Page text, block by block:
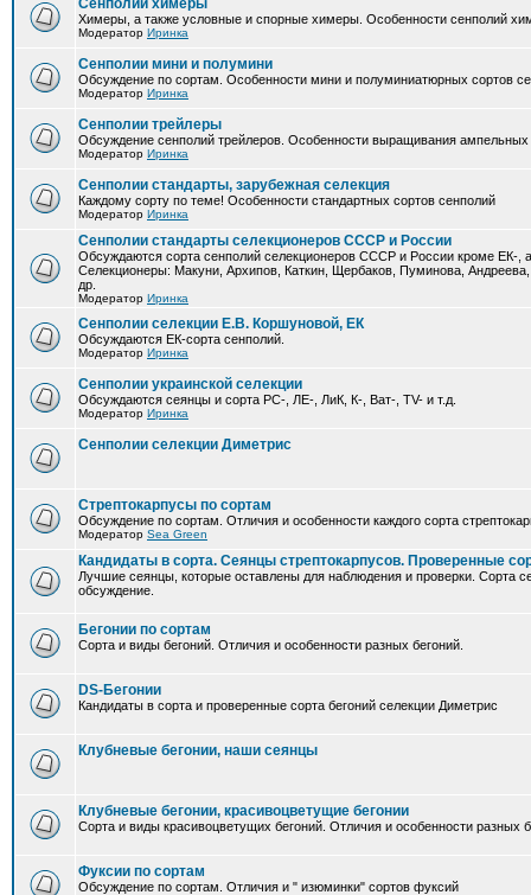
Сенполии химеры
Химеры, а также условные и спорные химеры. Особенности сенполий
Модератор Иринка
Сенполии мини и полумини
Обсуждение по сортам. Особенности мини и полуминиатюрных сортов
Модератор Иринка
Сенполии трейлеры
Обсуждение сенполий трейлеров. Особенности выращивания
Модератор Иринка
Сенполии стандарты, зарубежная селекция
Каждому сорту по теме! Особенности стандартных сортов сенполий
Модератор Иринка
Сенполии стандарты селекционеров СССР и России
Обсуждаются сорта сенполий селекционеров СССР и России кроме ЕК-,
Селекционеры: Макуни, Архипов, Каткин, Щербаков, Пуминова,
др.
Модератор Иринка
Сенполии селекции Е.В. Коршуновой, ЕК
Обсуждаются ЕК-сорта сенполий.
Модератор Иринка
Сенполии украинской селекции
Обсуждаются сеянцы и сорта РС-, ЛЕ-, ЛиК, К-, Ват-, TV- и т.д.
Модератор Иринка
Сенполии селекции Диметрис
Стрептокарпусы по сортам
Обсуждение по сортам. Отличия и особенности каждого сорта
Модератор Sea Green
Кандидаты в сорта. Сеянцы стрептокарпусов. Проверенные
Лучшие сеянцы, которые оставлены для наблюдения и проверки. Сорта
обсуждение.
Бегонии по сортам
Сорта и виды бегоний. Отличия и особенности разных бегоний.
DS-Бегонии
Кандидаты в сорта и проверенные сорта бегоний селекции Диметрис
Клубневые бегонии, наши сеянцы
Клубневые бегонии, красивоцветущие бегонии
Сорта и виды красивоцветущих бегоний. Отличия и особенности разных
Фуксии по сортам
Обсуждение по сортам. Отличия и " изюминки" сортов фуксий